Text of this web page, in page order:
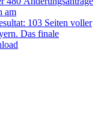
am
103 Seiten voller
Das finale